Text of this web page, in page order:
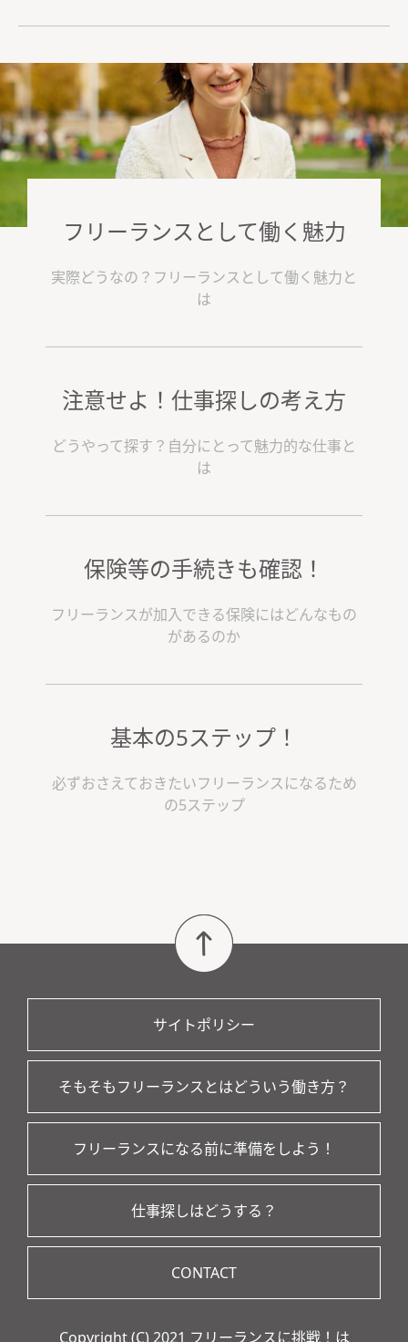
フリーランスとして働く魅力
実際どうなの？フリーランスとして働く魅力と
は
注意せよ！仕事探しの考え方
どうやって探す？自分にとって魅力的な仕事と
は
保険等の手続きも確認！
フリーランスが加入できる保険にはどんなもの
があるのか
基本の5ステップ！
必ずおさえておきたいフリーランスになるため
の5ステップ
サイトポリシー
そもそもフリーランスとはどういう働き方？
フリーランスになる前に準備をしよう！
仕事探しはどうする？
CONTACT
Copyright (C) 2021 フリーランスに挑戦！は